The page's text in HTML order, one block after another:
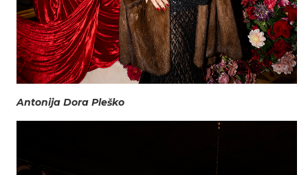
Antonija Dora Pleško